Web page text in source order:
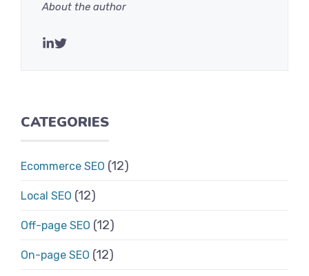
About the author
CATEGORIES
Ecommerce SEO (12)
Local SEO (12)
Off-page SEO (12)
On-page SEO (12)